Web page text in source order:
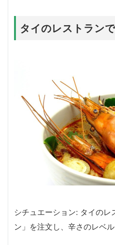
タイのレストラン
シチュエーション: タイのレ
ン」を注文し、辛さのレベル